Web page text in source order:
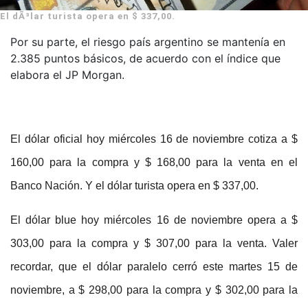
El dÃ³lar turista opera en $ 337,00.
Por su parte, el riesgo país argentino se mantenía en
2.385 puntos básicos, de acuerdo con el índice que
elabora el JP Morgan.
El dólar oficial hoy miércoles 16 de noviembre cotiza a $
160,00 para la compra y $ 168,00 para la venta en el
Banco Nación. Y el dólar turista opera en $ 337,00.
El dólar blue hoy miércoles 16 de noviembre opera a $
303,00 para la compra y $ 307,00 para la venta. Valer
recordar, que el dólar paralelo cerró este martes 15 de
noviembre, a $ 298,00 para la compra y $ 302,00 para la